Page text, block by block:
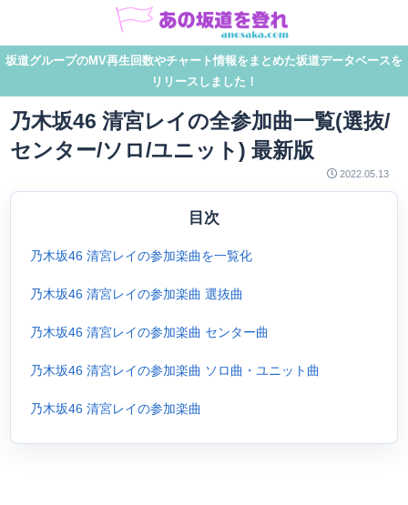
坂道グループのMV再生回数やチャート情報をまとめた坂道データベースを
リリースしました！
乃木坂46 清宮レイの全参加曲一覧(選抜/
センター/ソロ/ユニット) 最新版
2022.05.13
目次
乃木坂46 清宮レイの参加楽曲を一覧化
乃木坂46 清宮レイの参加楽曲 選抜曲
乃木坂46 清宮レイの参加楽曲 センター曲
乃木坂46 清宮レイの参加楽曲 ソロ曲・ユニット曲
乃木坂46 清宮レイの参加楽曲